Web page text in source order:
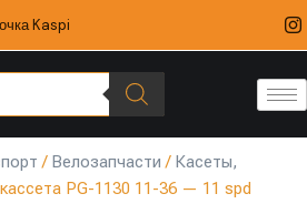
Kaspi
/ Велозапчасти / Касеты,
PG-1130 11-36 — 11 spd